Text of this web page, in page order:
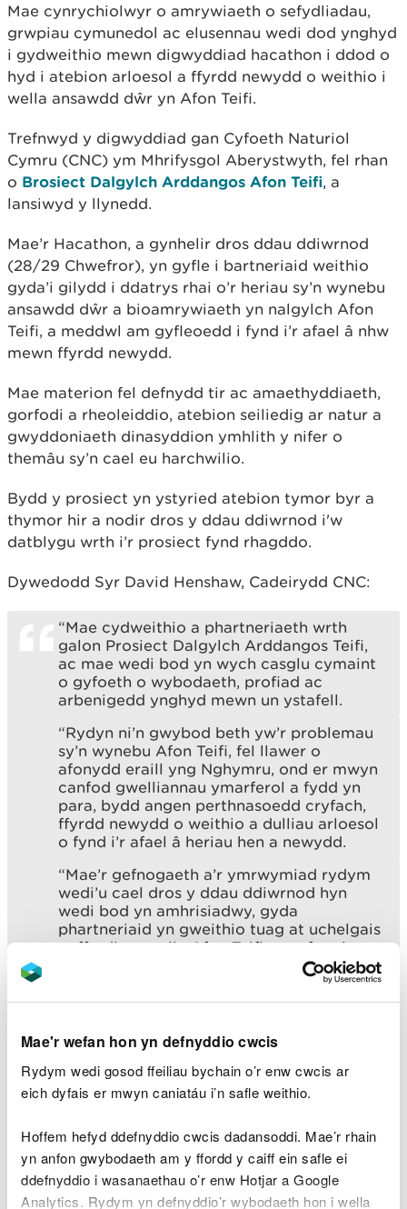
Mae'r wefan hon yn defnyddio cwcis
Rydym wedi gosod ffeiliau bychain o’r enw cwcis ar
eich dyfais er mwyn caniatáu i’n safle weithio.
Hoffem hefyd ddefnyddio cwcis dadansoddi. Mae’r rhain
yn anfon gwybodaeth am y ffordd y caiff ein safle ei
ddefnyddio i wasanaethau o’r enw Hotjar a Google
Analytics. Rydym yn defnyddio’r wybodaeth hon i wella
Mae cynrychiolwyr o amrywiaeth o sefydliadau,
grwpiau cymunedol ac elusennau wedi dod ynghyd
i gydweithio mewn digwyddiad hacathon i ddod o
hyd i atebion arloesol a ffyrdd newydd o weithio i
wella ansawdd dŵr yn Afon Teifi.
Trefnwyd y digwyddiad gan Cyfoeth Naturiol
Cymru (CNC) ym Mhrifysgol Aberystwyth, fel rhan
o Brosiect Dalgylch Arddangos Afon Teifi, a
lansiwyd y llynedd.
Mae’r Hacathon, a gynhelir dros ddau ddiwrnod
(28/29 Chwefror), yn gyfle i bartneriaid weithio
gyda’i gilydd i ddatrys rhai o’r heriau sy’n wynebu
ansawdd dŵr a bioamrywiaeth yn nalgylch Afon
Teifi, a meddwl am gyfleoedd i fynd i’r afael â nhw
mewn ffyrdd newydd.
Mae materion fel defnydd tir ac amaethyddiaeth,
gorfodi a rheoleiddio, atebion seiliedig ar natur a
gwyddoniaeth dinasyddion ymhlith y nifer o
themâu sy’n cael eu harchwilio.
Bydd y prosiect yn ystyried atebion tymor byr a
thymor hir a nodir dros y ddau ddiwrnod i'w
datblygu wrth i’r prosiect fynd rhagddo.
Dywedodd Syr David Henshaw, Cadeirydd CNC:
“Mae cydweithio a phartneriaeth wrth
galon Prosiect Dalgylch Arddangos Teifi,
ac mae wedi bod yn wych casglu cymaint
o gyfoeth o wybodaeth, profiad ac
arbenigedd ynghyd mewn un ystafell.
“Rydyn ni’n gwybod beth yw’r problemau
sy’n wynebu Afon Teifi, fel llawer o
afonydd eraill yng Nghymru, ond er mwyn
canfod gwelliannau ymarferol a fydd yn
para, bydd angen perthnasoedd cryfach,
ffyrdd newydd o weithio a dulliau arloesol
o fynd i’r afael â heriau hen a newydd.
“Mae’r gefnogaeth a’r ymrwymiad rydym
wedi’u cael dros y ddau ddiwrnod hyn
wedi bod yn amhrisiadwy, gyda
phartneriaid yn gweithio tuag at uchelgais
gyffredin o wella Afon Teifi ar gyfer ei
trafodaethau hyn yn llywio cwmpas y
prosiect wrth symud ymlaen.”
Dywedodd y Gweinidog Newid Hinsawdd, Julie
James:
cymhleth sy'n gofyn am ddull
cydweithredol.
"Mae wedi bod yn wych ymweld heddiw i